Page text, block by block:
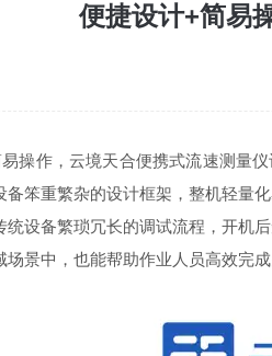
便捷设计+简易
操作，云境天合便携式流速测量
备笨重繁杂的设计框架，整机轻量
统设备繁琐冗长的调试流程，开机
场景中，也能帮助作业人员高效完